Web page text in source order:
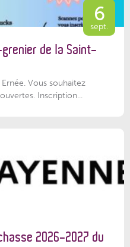
6
sept.
de la Saint-
Vous souhaitez
Inscription...
2026-2027 du